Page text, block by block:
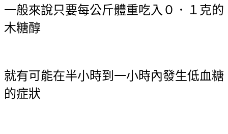
一般來說只要每公斤體重吃入０．１克的
木糖醇
就有可能在半小時到一小時內發生低血糖
的症狀